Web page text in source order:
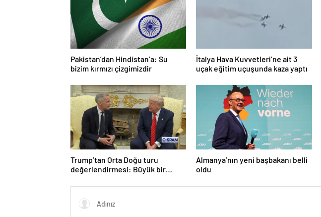
Pakistan’dan Hindistan’a: Su
bizim kırmızı çizgimizdir
İtalya Hava Kuvvetleri’ne ait 3
uçak eğitim uçuşunda kaza yaptı
Trump’tan Orta Doğu turu
değerlendirmesi: Büyük bir
Almanya’nın yeni başbakanı belli
oldu